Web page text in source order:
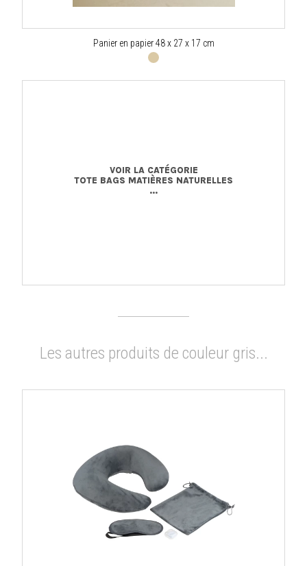
Panier en papier 48 x 27 x 17 cm
VOIR LA CATÉGORIE
TOTE BAGS MATIÈRES NATURELLES
...
Les autres produits de couleur gris...